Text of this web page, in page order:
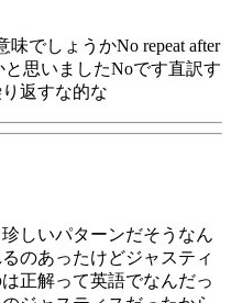
味でしょうかNo repeat after
思いましたNoです直訳す
返すな的な
しいパターンだそうなん
のあったけどジャスティ
正解って英語でなんだっ